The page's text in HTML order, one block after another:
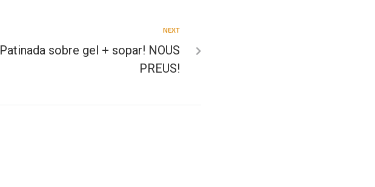
NEXT
Patinada sobre gel + sopar! NOUS
PREUS!